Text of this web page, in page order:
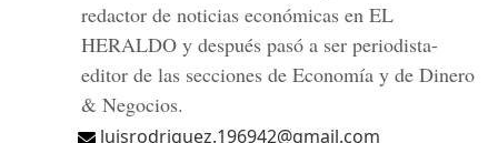
redactor de noticias económicas en EL
HERALDO y después pasó a ser periodista-
editor de las secciones de Economía y de Dinero
& Negocios.
luisrodriguez.196942@gmail.com